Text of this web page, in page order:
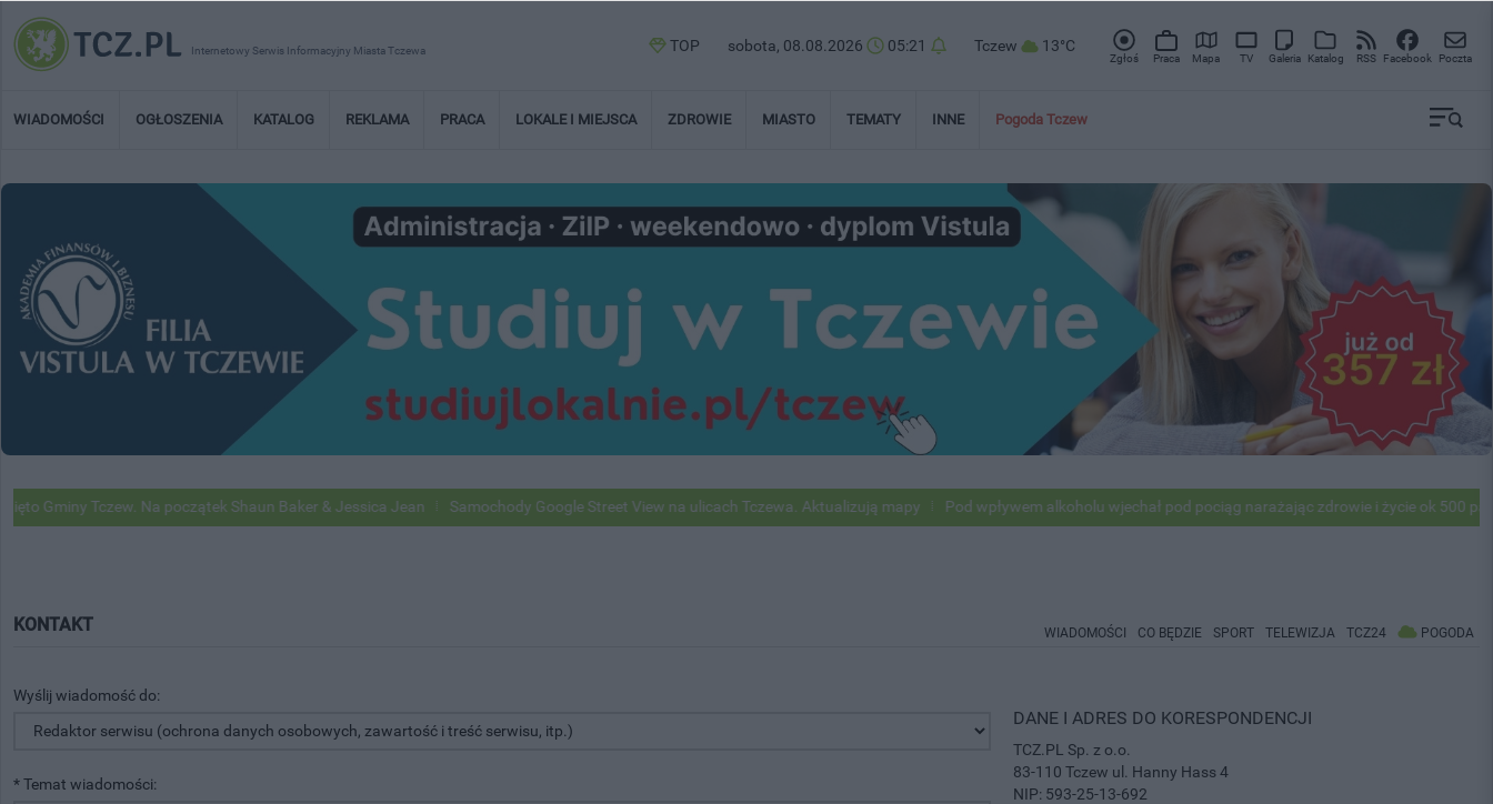
Internetowy Serwis Informacyjny Miasta Tczewa TOP sobota, 08.08.2026 05:21 Tczew 13°C
Zgłoś Praca Mapa TV Galeria Katalog RSS Facebook Poczta
WIADOMOŚCI OGŁOSZENIA KATALOG REKLAMA PRACA LOKALE I MIEJSCA ZDROWIE MIASTO TEMATY INNE Pogoda Tczew
Gminy Tczew. Na początek Shaun Baker & Jessica Jean Samochody Google Street View na ulicach Tczewa. Aktualizują mapy Pod wpływem alkoholu wjechał pod pociąg narażając zdrowie i życie ok 500
KONTAKT WIADOMOŚCI CO BĘDZIE SPORT TELEWIZJA TCZ24 POGODA
Wyślij wiadomość do:
* Temat wiadomości:
DANE I ADRES DO KORESPONDENCJI
TCZ.PL Sp. z o.o.
83-110 Tczew ul. Hanny Hass 4
NIP: 593-25-13-692